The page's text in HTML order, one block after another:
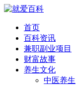
首页
百科资讯
兼职副业项目
财富故事
养生文化
中医养生